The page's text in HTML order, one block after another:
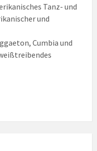
Tanz- und
und
Cumbia und